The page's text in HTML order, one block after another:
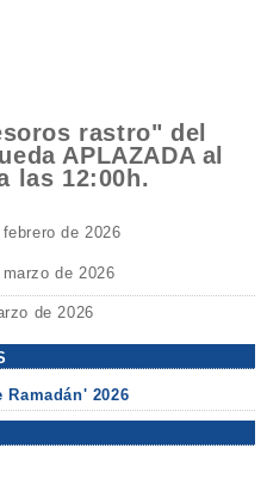
rastro" del
APLAZADA al
las 12:00h.
de 2026
de 2026
de 2026
2026